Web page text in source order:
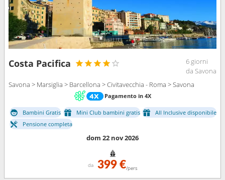
Costa Pacifica
6 giorni
da Savona
Savona > Marsiglia > Barcellona > Civitavecchia - Roma > Savona
Pagamento in 4X
Bambini Gratis Mini Club bambini gratis
All Inclusive disponibile
Pensione completa
dom 22 nov 2026
da 399 €/pers